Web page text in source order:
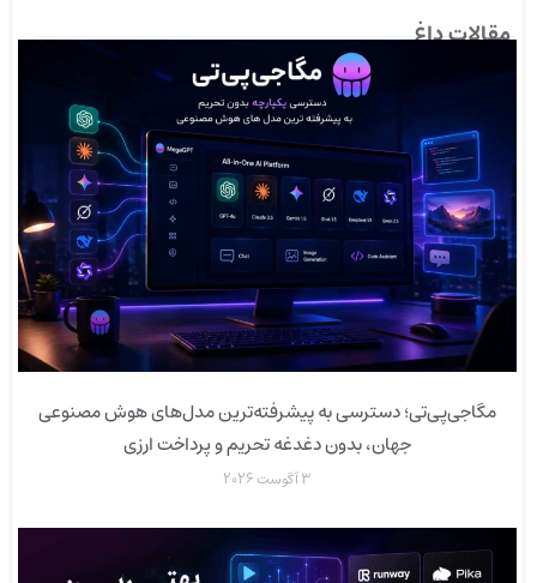
مقالات داغ
مگاجی‌پی‌تی؛ دسترسی به پیشرفته‌ترین مدل‌های هوش مصنوعی
جهان، بدون دغدغه تحریم و پرداخت ارزی
3 آگوست 2026